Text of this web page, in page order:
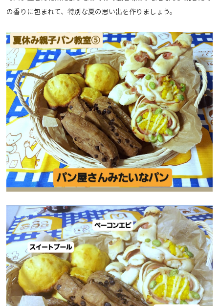
の香りに包まれて、特別な夏の思い出を作りましょう。